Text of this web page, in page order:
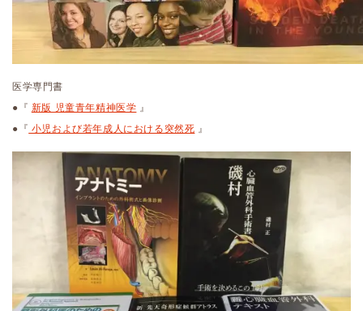
医学専門書
●『 新版 児童青年精神医学 』
●『 小児および若年成人における突然死 』